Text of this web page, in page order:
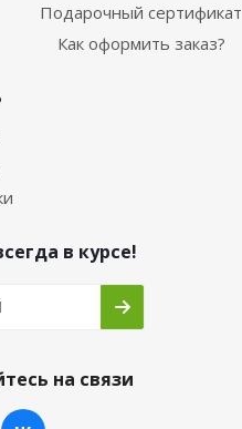
Подарочный сертификат
Как оформить заказ?
в курсе!
на связи